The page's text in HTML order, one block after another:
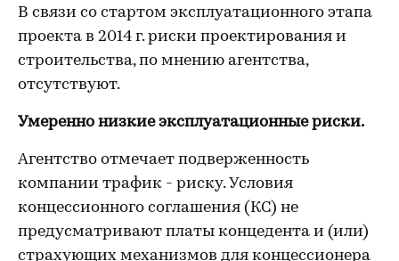
В связи со стартом эксплуатационного этапа
проекта в 2014 г. риски проектирования и
строительства, по мнению агентства,
отсутствуют.
Умеренно низкие эксплуатационные риски.
Агентство отмечает подверженность
компании трафик - риску. Условия
концессионного соглашения (КС) не
предусматривают платы концедента и (или)
страхующих механизмов для концессионера